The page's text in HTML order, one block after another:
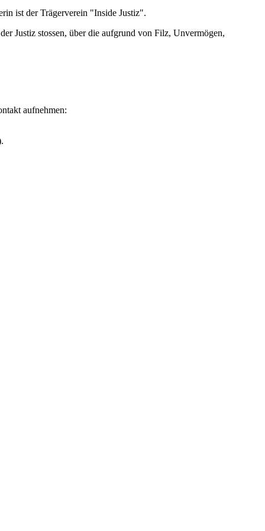
ist der Trägerverein "Inside Justiz".
Justiz stossen, über die aufgrund von Filz, Unvermögen,
aufnehmen: